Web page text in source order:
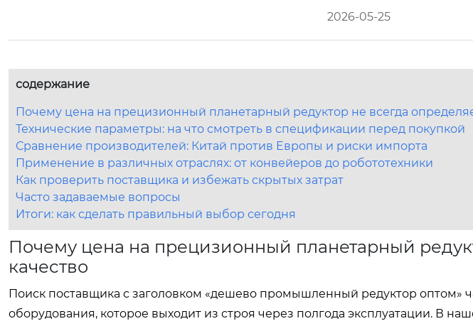
2026-05-25
содержание
Почему цена на прецизионный планетарный редуктор не всегда
Технические параметры: на что смотреть в спецификации перед покупкой
Сравнение производителей: Китай против Европы и риски импорта
Применение в различных отраслях: от конвейеров до робототехники
Как проверить поставщика и избежать скрытых затрат
Часто задаваемые вопросы
Итоги: как сделать правильный выбор сегодня
Почему цена на прецизионный планетарный
качество
Поиск поставщика с заголовком «дешево промышленный редуктор оптом»
оборудования, которое выходит из строя через полгода эксплуатации. В